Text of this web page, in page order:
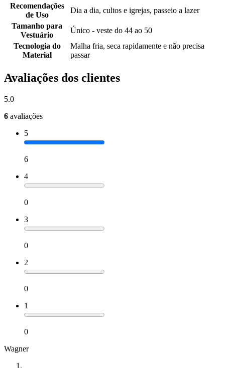
Recomendações
de Uso
Dia a dia, cultos e igrejas, passeio a lazer
Tamanho para
Vestuário
Único - veste do 44 ao 50
Tecnologia do
Material
Malha fria, seca rapidamente e não precisa
passar
Avaliações dos clientes
5.0
6 avaliações
5
6
4
0
3
0
2
0
1
0
Wagner